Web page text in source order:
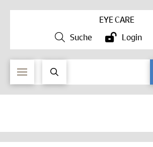
EYE CARE
Suche
Login